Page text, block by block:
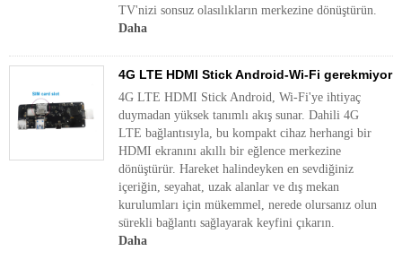
TV'nizi sonsuz olasılıkların merkezine dönüştürün.
Daha
4G LTE HDMI Stick Android-Wi-Fi gerekmiyor
4G LTE HDMI Stick Android, Wi-Fi'ye ihtiyaç
duymadan yüksek tanımlı akış sunar. Dahili 4G
LTE bağlantısıyla, bu kompakt cihaz herhangi bir
HDMI ekranını akıllı bir eğlence merkezine
dönüştürür. Hareket halindeyken en sevdiğiniz
içeriğin, seyahat, uzak alanlar ve dış mekan
kurulumları için mükemmel, nerede olursanız olun
sürekli bağlantı sağlayarak keyfini çıkarın.
Daha